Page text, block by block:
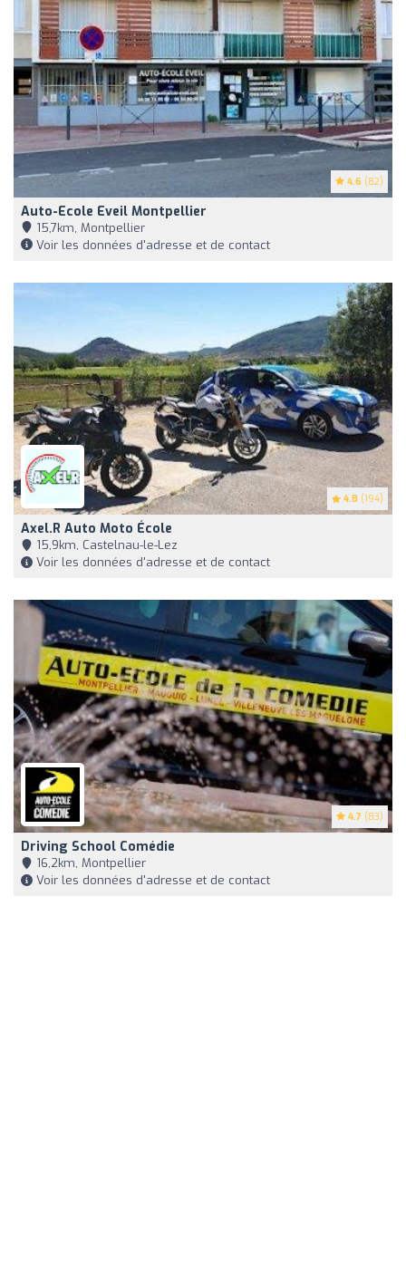
4.6 (82)
Auto-Ecole Eveil Montpellier
15,7km, Montpellier
Voir les données d'adresse et de contact
4.8 (194)
Axel.r Auto Moto École
15,9km, Castelnau-le-Lez
Voir les données d'adresse et de contact
4.7 (83)
Driving School Comédie
16,2km, Montpellier
Voir les données d'adresse et de contact